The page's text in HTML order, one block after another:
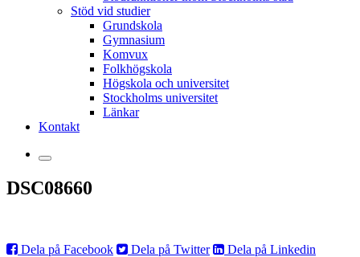
Stöd vid studier
Grundskola
Gymnasium
Komvux
Folkhögskola
Högskola och universitet
Stockholms universitet
Länkar
Kontakt
DSC08660
Dela på Facebook Dela på Twitter Dela på Linkedin